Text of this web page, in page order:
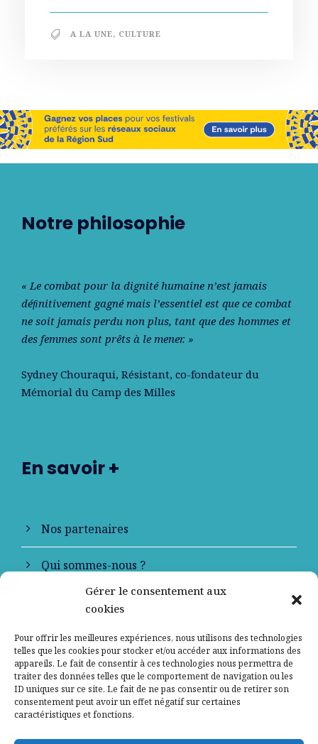
Gérer le consentement aux
cookies
Pour offrir les meilleures expériences, nous utilisons des technologies
telles que les cookies pour stocker et/ou accéder aux informations des
appareils. Le fait de consentir à ces technologies nous permettra de
traiter des données telles que le comportement de navigation ou les
ID uniques sur ce site. Le fait de ne pas consentir ou de retirer son
consentement peut avoir un effet négatif sur certaines
caractéristiques et fonctions.
A LA UNE, CULTURE
Notre philosophie
« Le combat pour la dignité humaine n’est jamais
déﬁnitivement gagné mais l’essentiel est que ce combat
ne soit jamais perdu non plus, tant que des hommes et
des femmes sont prêts à le mener. »
Sydney Chouraqui, Résistant, co-fondateur du
Mémorial du Camp des Milles
En savoir +
Nos partenaires
Qui sommes-nous ?
Contactez-nous
Mentions légales
Politique de confidentialité